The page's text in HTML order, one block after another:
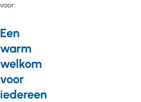
voor.
Een
warm
welkom
voor
iedereen